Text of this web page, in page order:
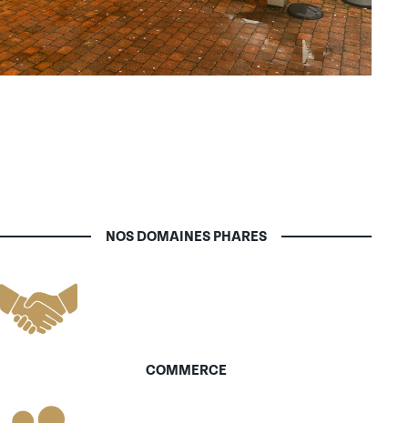
NOS DOMAINES PHARES
COMMERCE